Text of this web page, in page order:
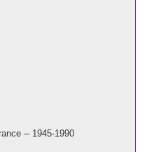
-- 1945-1990